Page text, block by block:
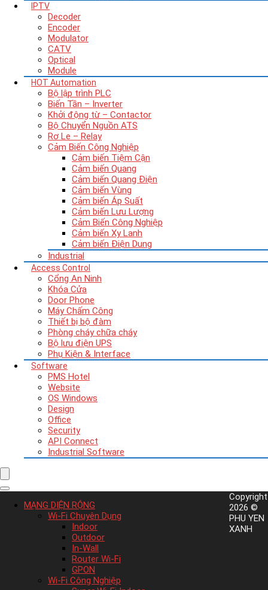
IPTV
Decoder
Encoder
Modulator
CATV
Optical
Module
HOT Automation
Bộ lập trình PLC
Biến Tần – Inverter
Khởi động từ – Contactor
Bộ Chuyển Nguồn ATS
Rơ Le – Relay
Cảm Biến Công Nghiệp
Cảm biến Tiệm Cận
Cảm biến Quang
Cảm biến Quang Điện
Cảm biến Vùng
Cảm biến Áp Suất
Cảm biến Lưu Lượng
Cảm Biến Công Nghiệp
Cảm biến Xy Lanh
Cảm biến Điện Dung
Industrial
Access Control
Cổng An Ninh
Khóa Cửa
Door Phone
Máy Chấm Công
Thiết bị bộ đàm
Phòng cháy chữa cháy
Bộ lưu điện UPS
Phụ Kiện & Interface
Software
PMS Hotel
Website
OS Windows
Design
Office
Security
API Connect
Industrial Software
MẠNG DIỆN RỘNG
Wi-Fi Chuyên Dụng
Indoor
Outdoor
In-Wall
Router Wi-Fi
GPON
Wi-Fi Công Nghiệp
Copyright
2026 ©
PHU YEN
XANH